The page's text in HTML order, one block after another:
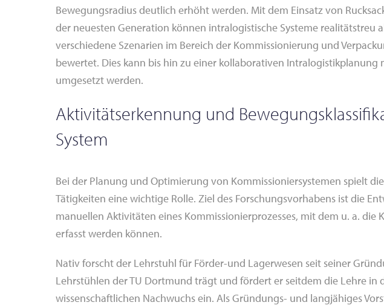
Bewegungsradius deutlich erhöht werden. Mit dem Einsatz von
der neuesten Generation können intralogistische Systeme realitätstreu
verschiedene Szenarien im Bereich der Kommissionierung und
bewertet. Dies kann bis hin zu einer kollaborativen Intralogistikplanung
umgesetzt werden.
Aktivitätserkennung und
System
Bei der Planung und Optimierung von Kommissioniersystemen spielt
Tätigkeiten eine wichtige Rolle. Ziel des Forschungsvorhabens ist die
manuellen Aktivitäten eines Kommissionierprozesses, mit dem u. a.
erfasst werden können.
Nativ forscht der Lehrstuhl für Förder-und Lagerwesen seit seiner
Lehrstühlen der TU Dortmund trägt und fördert er seitdem die Lehre in
wissenschaftlichen Nachwuchs ein. Als Gründungs- und langjähiges